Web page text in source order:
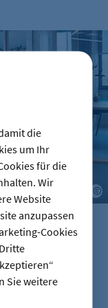
die
um Ihr
für die
Wir
Website
anzupassen
Cookies
Sie weitere
größte Hürde